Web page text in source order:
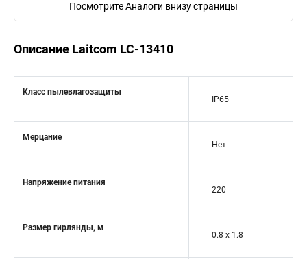
Посмотрите Аналоги внизу страницы
Описание Laitcom LC-13410
Класс пылевлагозащиты
IP65
Мерцание
Нет
Напряжение питания
220
Размер гирлянды, м
0.8 x 1.8